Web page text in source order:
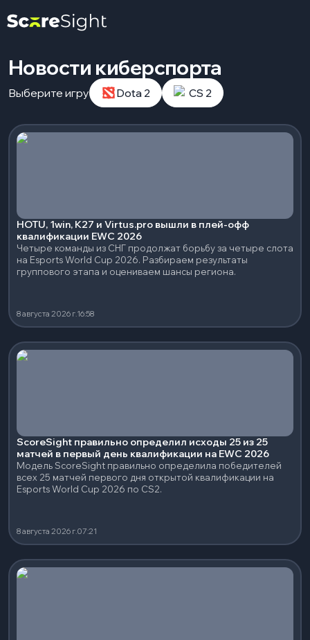
Новости киберспорта
Выберите игру Dota 2 CS 2
HOTU, 1win, K27 и Virtus.pro вышли в плей-офф
квалификации EWC 2026
Четыре команды из СНГ продолжат борьбу за четыре слота
на Esports World Cup 2026. Разбираем результаты
группового этапа и оцениваем шансы региона.
8 августа 2026 г.16:58
ScoreSight правильно определил исходы 25 из 25
матчей в первый день квалификации на EWC 2026
Модель ScoreSight правильно определила победителей
всех 25 матчей первого дня открытой квалификации на
Esports World Cup 2026 по CS2.
8 августа 2026 г.07:21